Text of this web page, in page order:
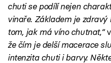
chuti se podílí nejen
vinaře. Základem je
tom, jak má víno chutnat,“
že čím je delší macerace
intenzita chuti i barvy.